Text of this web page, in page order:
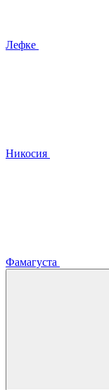
Лефке
Никосия
Фамагуста